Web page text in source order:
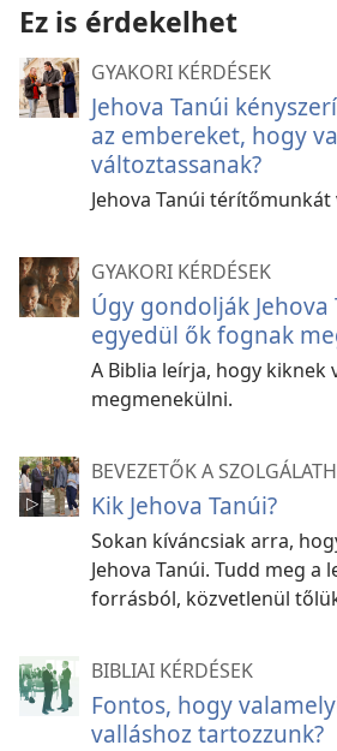
Ez is érdekelhet
GYAKORI KÉRDÉSEK
Jehova Tanúi
az embereket, hogy
változtassanak?
Jehova Tanúi térítőmunkát
GYAKORI KÉRDÉSEK
Úgy gondolják
egyedül ők fognak
A Biblia leírja, hogy kiknek
megmenekülni.
BEVEZETŐK A
Kik Jehova Tanúi?
Sokan kíváncsiak arra,
Jehova Tanúi. Tudd meg a
forrásból, közvetlenül
BIBLIAI KÉRDÉSEK
Fontos, hogy
valláshoz tartozzunk?